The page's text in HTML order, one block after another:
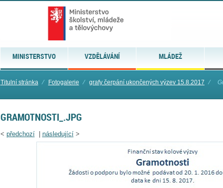
MINISTERSTVO VZDĚLÁVÁNÍ MLÁDEŽ
Titulní stránka ⁄ Fotogalerie ⁄ grafy čerpání ukončených výzev 15.8.2017 ⁄
GRAMOTNOSTI_.JPG
< předchozí| následující>